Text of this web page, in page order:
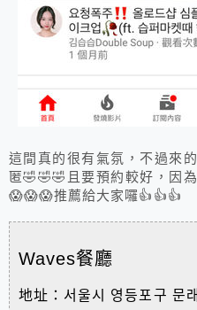
這間真的很有氣氛，不過來
匿🤣🤣🤣且要預約較好，因
😱😱😱推薦給大家囉👍👍👍
Waves餐廳
地址：서울시 영등포구 문